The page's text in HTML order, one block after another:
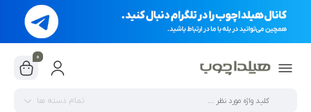
0
تمام دسته ها